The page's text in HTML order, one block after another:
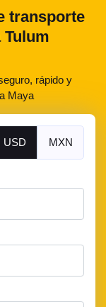
transporte
Tulum
rápido y
Maya
USD MXN